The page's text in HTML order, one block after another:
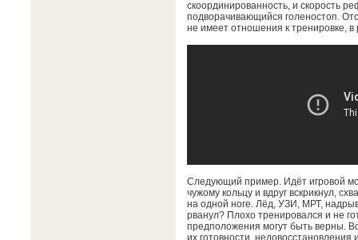
скоординированность, и скорость
подворачивающийся голеностоп.
не имеет отношения к тренировке, в
Следующий пример. Идёт игровой
чужому кольцу и вдруг вскрикнул,
на одной ноге. Лёд, УЗИ, МРТ,
рванул? Плохо тренировался и не
предположения могут быть верны.
их готовности, недовосстановления